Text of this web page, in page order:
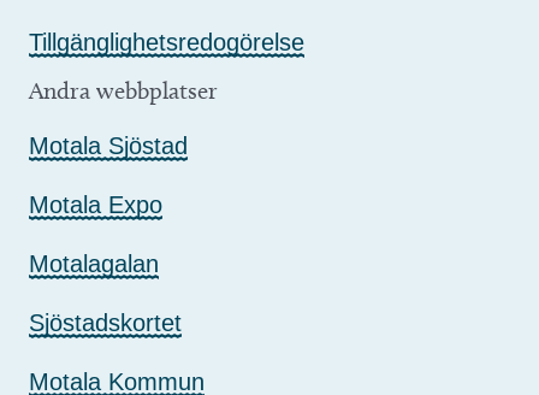
Tillgänglighetsredogörelse
Andra webbplatser
Motala Sjöstad
Motala Expo
Motalagalan
Sjöstadskortet
Motala Kommun